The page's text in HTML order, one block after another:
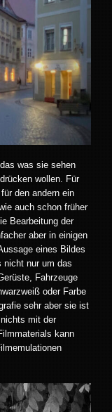
was sie sehen
wollen. Für
den andern ein
auch schon früher
Bearbeitung der
aber in einigen
eines Bildes
nicht nur um das
Fahrzeuge
oder Farbe
sehr aber sie ist
mit der
kann